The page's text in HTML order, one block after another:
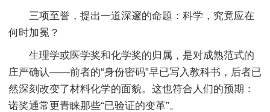
三项至誉，提出一道深邃的命题：科学，究竟应在
何时加冕？
生理学或医学奖和化学奖的归属，是对成熟范式的
庄严确认——前者的“身份密码”早已写入教科书，后者已
然深刻改变了材料化学的面貌。这也符合人们的预期：
诺奖通常更青睐那些“已验证的变革”。